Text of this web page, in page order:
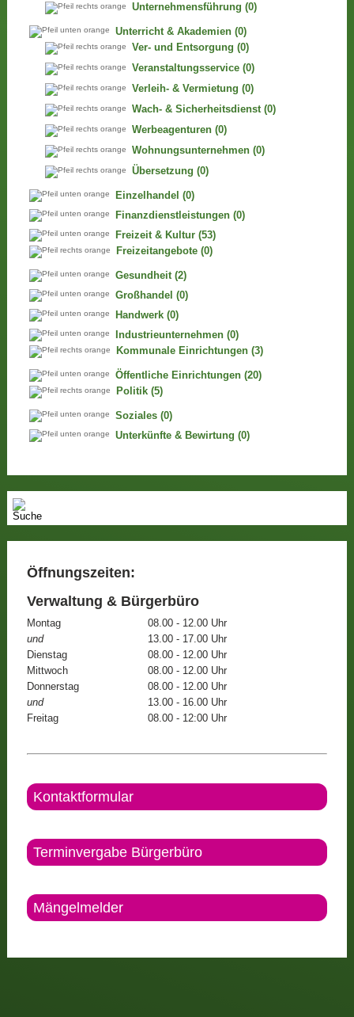
Unternehmensführung (0)
Unterricht & Akademien (0)
Ver- und Entsorgung (0)
Veranstaltungsservice (0)
Verleih- & Vermietung (0)
Wach- & Sicherheitsdienst (0)
Werbeagenturen (0)
Wohnungsunternehmen (0)
Übersetzung (0)
Einzelhandel (0)
Finanzdienstleistungen (0)
Freizeit & Kultur (53)
Freizeitangebote (0)
Gesundheit (2)
Großhandel (0)
Handwerk (0)
Industrieunternehmen (0)
Kommunale Einrichtungen (3)
Öffentliche Einrichtungen (20)
Politik (5)
Soziales (0)
Unterkünfte & Bewirtung (0)
Öffnungszeiten:
Verwaltung & Bürgerbüro
Montag
08.00 - 12.00 Uhr
und
13.00 - 17.00 Uhr
Dienstag
08.00 - 12.00 Uhr
Mittwoch
08.00 - 12.00 Uhr
Donnerstag
08.00 - 12.00 Uhr
und
13.00 - 16.00 Uhr
Freitag
08.00 - 12:00 Uhr
Kontaktformular
Terminvergabe Bürgerbüro
Mängelmelder